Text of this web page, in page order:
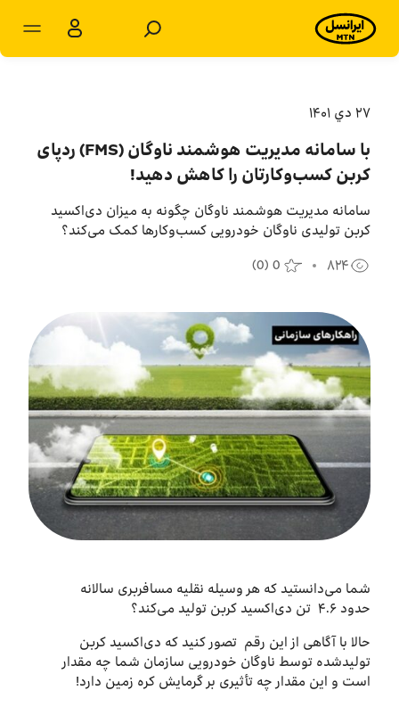
محصولات و راهکارها
فروشگاه
سامانه‌ها
پشتیبانی
پایگاه دانش
درباره ما
اخبار
بازارگاه ایرانسل
EN
۲۷ دي ۱۴۰۱
با سامانه مدیریت هوشمند ناوگان (FMS) ردپای
کربن کسب‌وکارتان را کاهش دهید!
سامانه مدیریت هوشمند ناوگان چگونه به میزان دی‌اکسید
کربن تولیدی ناوگان خودرویی کسب‌وکارها کمک می‌کند؟
۸۲۴ (0) 0
شما می‌دانستید که هر وسیله نقلیه مسافربری سالانه
حدود ۴.۶ تن دی‌اکسید کربن تولید می‌کند؟
حالا با آگاهی از این رقم تصور کنید که دی‌اکسید کربن
تولید‌شده توسط ناوگان خودرویی سازمان شما چه مقدار
است و این مقدار چه تأثیری بر گرمایش کره زمین دارد!